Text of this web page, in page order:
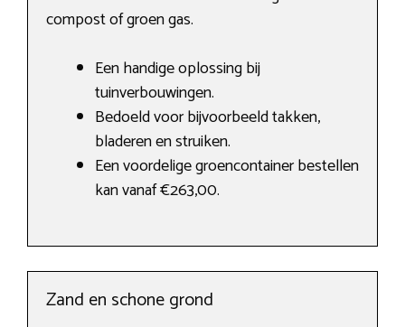
compost of groen gas.
Een handige oplossing bij
tuinverbouwingen.
Bedoeld voor bijvoorbeeld takken,
bladeren en struiken.
Een voordelige groencontainer bestellen
kan vanaf €263,00.
Zand en schone grond